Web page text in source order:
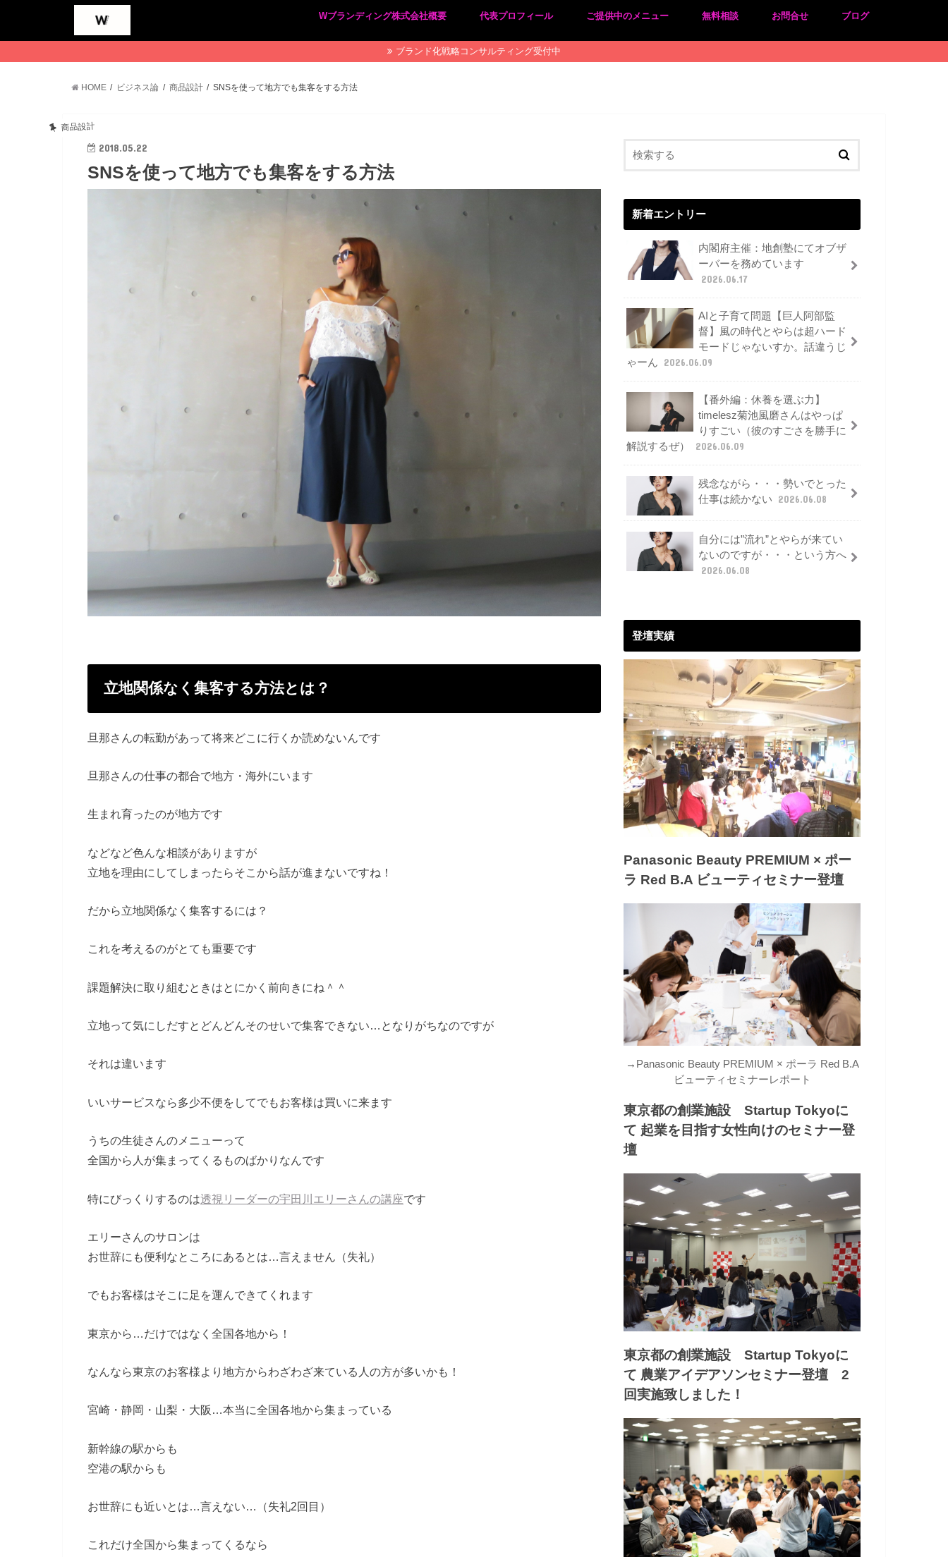
Wブランディング株式会社概要
プライバシーポリシー
特定商取引法に基づく表記
代表プロフィール ご提供中のメニュー 無料相談 お問合せ ブログ
ブランド化戦略コンサルティング受付中
HOME ビジネス論 商品設計 SNSを使って地方でも集客をする方法
商品設計
2018.05.22
SNSを使って地方でも集客をする方法
立地関係なく集客する方法とは？
旦那さんの転勤があって将来どこに行くか読めないんです
旦那さんの仕事の都合で地方・海外にいます
生まれ育ったのが地方です
などなど色んな相談がありますが
立地を理由にしてしまったらそこから話が進まないですね！
だから立地関係なく集客するには？
これを考えるのがとても重要です
課題解決に取り組むときはとにかく前向きにね＾＾
立地って気にしだすとどんどんそのせいで集客できない… となりがちなのですが
それは違います
いいサービスなら多少不便をしてでもお客様は買いに来ます
うちの生徒さんのメニューって
全国から人が集まってくるものばかりなんです
特にびっくりするのは透視リーダーの宇田川エリーさんの講座です
エリーさんのサロンは
お世辞にも便利なところにあるとは…言えません（失礼）
でもお客様はそこに足を運んできてくれます
東京から…だけではなく全国各地から！
なんなら東京のお客様より地方からわざわざ来ている人の方が多いかも！
宮崎・静岡・山梨・大阪…本当に全国各地から集まっている
新幹線の駅からも
空港の駅からも
お世辞にも近いとは…言えない…（失礼2回目）
これだけ全国から集まってくるなら
新着エントリー
内閣府主催：地創塾にてオブザ
ーバーを務めています
2026.06.17
AIと子育て問題【巨人阿部監
督】風の時代とやらは超ハード
モードじゃないすか。話違うじ
ゃーん
2026.06.09
【番外編：休養を選ぶ力】
timelesz菊池風磨さんはやっぱ
りすごい（彼のすごさを勝手に
解説するぜ）
2026.06.09
残念ながら・・・勢いでとった
仕事は続かない
2026.06.08
自分には”流れ”とやらが来てい
ないのですが・・・という方へ
2026.06.08
登壇実績
Panasonic Beauty PREMIUM × ポー
ラ Red B.A ビューティセミナー登壇
→ Panasonic Beauty PREMIUM × ポーラ Red B.A
ビューティセミナーレポート
東京都の創業施設 Startup Tokyoに
て 起業を目指す女性向けのセミナー登
壇
東京都の創業施設 Startup Tokyoに
て 農業アイデアソンセミナー登壇 2
回実施致しました！